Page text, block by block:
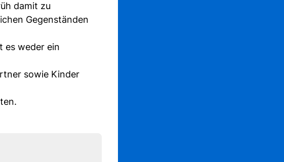
damit zu
Gegenständen
es weder ein
sowie Kinder